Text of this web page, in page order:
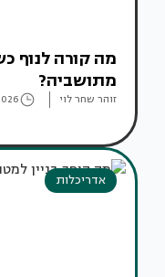
מה קורה לנוף
מתושביה?
זוהר שחר לוי
אדריכלות